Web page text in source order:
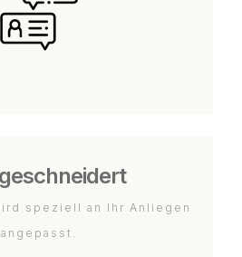
speziell an Ihr Anliegen
angepasst.